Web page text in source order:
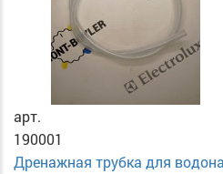
арт.
190001
Дренажная трубка для